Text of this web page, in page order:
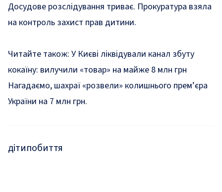
Досудове розслідування триває. Прокуратура взяла
на контроль захист прав дитини.
Читайте також: У Києві ліквідували канал збуту
кокаїну: вилучили «товар» на майже 8 млн грн
Нагадаємо, шахраї «розвели» колишнього прем’єра
України на 7 млн грн.
дітипобиття